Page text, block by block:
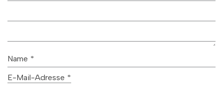
Name *
E-Mail-Adresse *